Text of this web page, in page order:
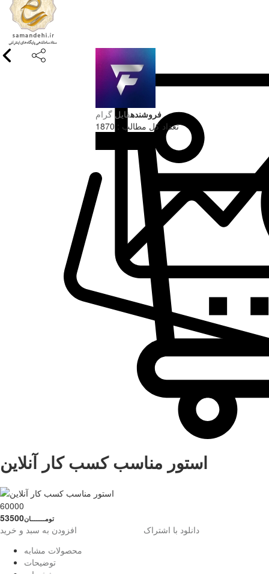
فروشندهفایل گرام
تعداد کل مطالب : 1870
استور مناسب کسب کار آنلاین
60000
53500تومــــــــان
افزودن به سبد و خرید
دانلود با اشتراک
محصولات مشابه
توضیحات